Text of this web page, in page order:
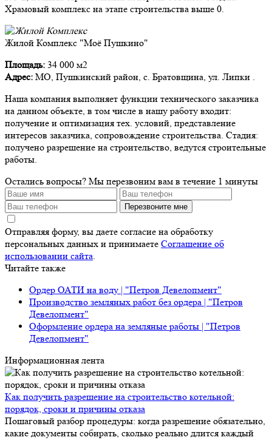
Храмовый комплекс на этапе строительства выше 0.
Жилой Комплекс "Моё Пушкино"
Площадь: 34 000 м2
Адрес: МО, Пушкинский район, с. Братовщина, ул. Липки .
Наша компания выполняет функции технического заказчика
на данном объекте, в том числе в нашу работу входит:
получение и оптимизация тех. условий, представление
интересов заказчика, сопровождение строительства. Стадия:
получено разрешение на строительство, ведутся строительные
работы.
Остались вопросы? Мы перезвоним вам в течение 1 минуты
Перезвоните мне
Отправляя форму, вы даете согласие на обработку
персональных данных и принимаете Соглашение об
использовании сайта
Читайте также
Ордер ОАТИ на воду | "Петров Девелопмент"
Производство земляных работ без ордера | "Петров
Девелопмент"
Оформление ордера на земляные работы | "Петров
Девелопмент"
Информационная лента
Как получить разрешение на строительство котельной:
порядок, сроки и причины отказа
Пошаговый разбор процедуры: когда разрешение обязательно,
какие документы собирать, сколько реально длится каждый